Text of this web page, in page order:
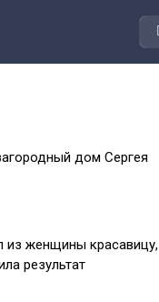
дом Сергея
из женщины красавицу,
результат